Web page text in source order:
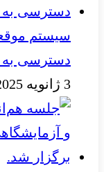
سیستم
دسترسی به
3 ژانویه 2025